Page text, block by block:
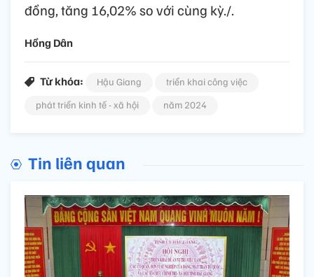
đồng, tăng 16,02% so với cùng kỳ./.
Hồng Dân
Từ khóa: Hậu Giang
triển khai công việc
phát triển kinh tế - xã hội
năm 2024
Tin liên quan